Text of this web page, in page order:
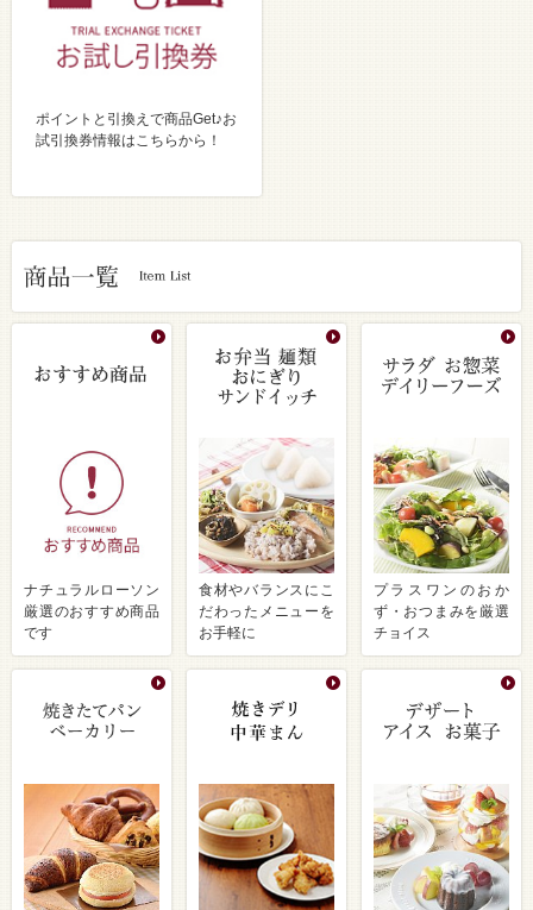
ポイントと引換えで商品Get♪お
試引換券情報はこちらから！
ナチュラルローソン
厳選のおすすめ商品
です
食材やバランスにこ
だわったメニューを
お手軽に
プラスワンのおか
ず・おつまみを厳選
チョイス